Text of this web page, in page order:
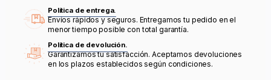
Política de entrega.
Envíos rápidos y seguros. Entregamos tu pedido en el
menor tiempo posible con total garantía.
Política de devolución.
Garantizamos tu satisfacción. Aceptamos devoluciones
en los plazos establecidos según condiciones.